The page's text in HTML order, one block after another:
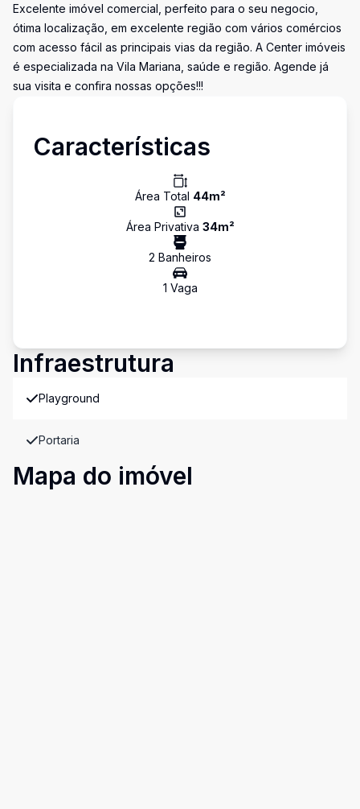
Excelente imóvel comercial, perfeito para o seu negocio,
ótima localização, em excelente região com vários comércios
com acesso fácil as principais vias da região. A Center imóveis
é especializada na Vila Mariana, saúde e região. Agende já
sua visita e confira nossas opções!!!
Características
Área Total 44m²
Área Privativa 34m²
2 Banheiros
1 Vaga
Infraestrutura
Playground
Portaria
Mapa do imóvel